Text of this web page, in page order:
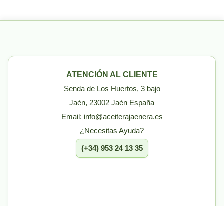
ATENCIÓN AL CLIENTE
Senda de Los Huertos, 3 bajo
Jaén, 23002 Jaén España
Email: info@aceiterajaenera.es
¿Necesitas Ayuda?
(+34) 953 24 13 35